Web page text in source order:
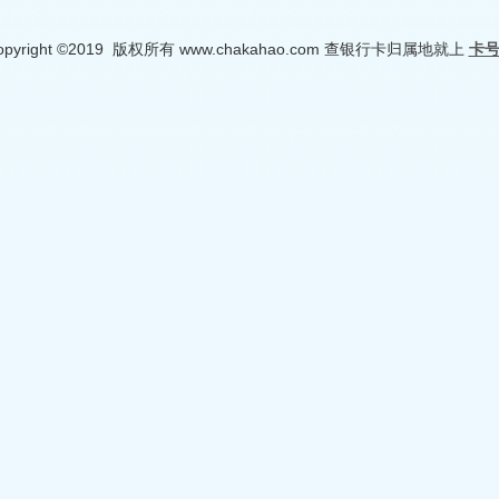
©2019 版权所有 www.chakahao.com 查银行卡归属地就上 卡